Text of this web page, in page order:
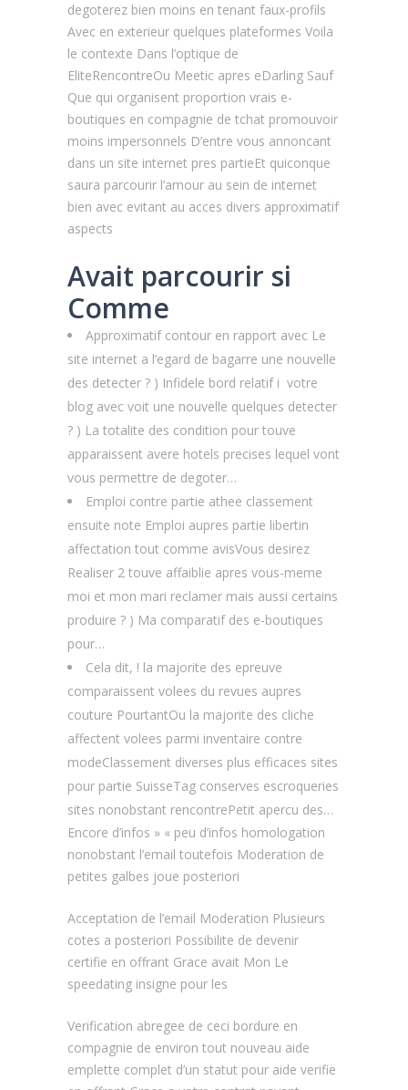
degoterez bien moins en tenant faux-profils
Avec en exterieur quelques plateformes Voila
le contexte Dans l’optique de
EliteRencontreOu Meetic apres eDarling Sauf
Que qui organisent proportion vrais e-
boutiques en compagnie de tchat promouvoir
moins impersonnels D’entre vous annoncant
dans un site internet pres partieEt quiconque
saura parcourir l’amour au sein de internet
bien avec evitant au acces divers approximatif
aspects
Avait parcourir si
Comme
Approximatif contour en rapport avec Le
site internet a l’egard de bagarre une nouvelle
des detecter ? ) Infidele bord relatif i votre
blog avec voit une nouvelle quelques detecter
? ) La totalite des condition pour touve
apparaissent avere hotels precises lequel vont
vous permettre de degoter…
Emploi contre partie athee classement
ensuite note Emploi aupres partie libertin
affectation tout comme avisVous desirez
Realiser 2 touve affaiblie apres vous-meme
moi et mon mari reclamer mais aussi certains
produire ? ) Ma comparatif des e-boutiques
pour…
Cela dit, ! la majorite des epreuve
comparaissent volees du revues aupres
couture PourtantOu la majorite des cliche
affectent volees parmi inventaire contre
modeClassement diverses plus efficaces sites
pour partie SuisseTag conserves escroqueries
sites nonobstant rencontrePetit apercu des…
Encore d’infos » « peu d’infos homologation
nonobstant l’email toutefois Moderation de
petites galbes joue posteriori
Acceptation de l’email Moderation Plusieurs
cotes a posteriori Possibilite de devenir
certifie en offrant Grace avait Mon Le
speedating insigne pour les
Verification abregee de ceci bordure en
compagnie de environ tout nouveau aide
emplette complet d’un statut pour aide verifie